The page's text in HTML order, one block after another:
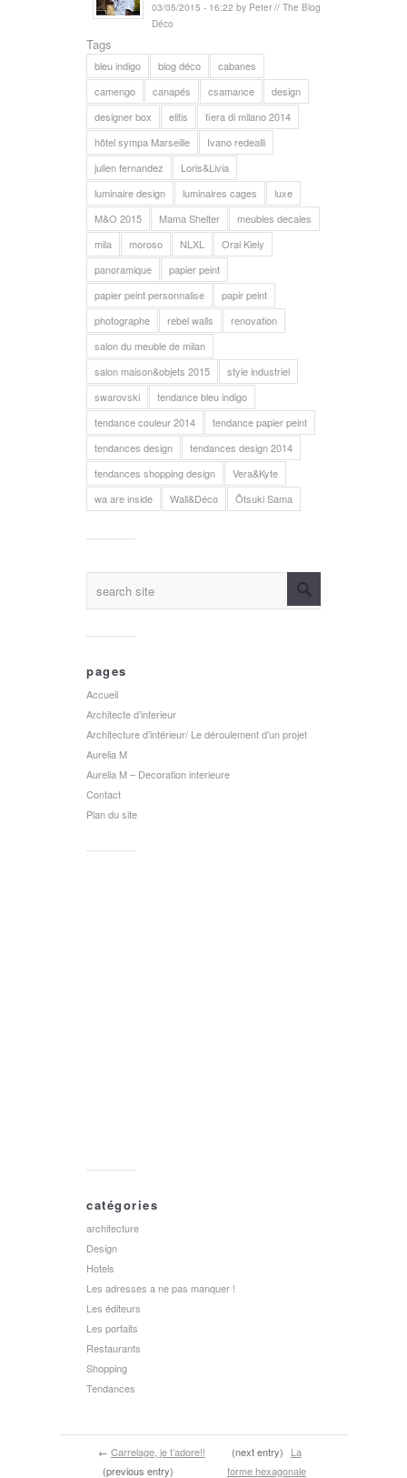
03/05/2015 - 16:22 by Peter // The Blog
Déco
Tags
bleu indigo blog déco
cabanes
camengo
canapés csamance
design
designer box
elitis
fiera di milano 2014
hôtel sympa Marseille
Ivano redealli
julien fernandez
Loris&Livia
luminaire design
luminaires cages
luxe
M&O 2015
Mama Shelter
meubles decales
mila
moroso NLXL
Oral Kiely
panoramique
papier peint
papier peint personnalise
papir peint
photographe
rebel walls
renovation
salon du meuble de milan
salon maison&objets 2015
style industriel
swarovski
tendance bleu indigo
tendance couleur 2014
tendance papier peint
tendances design
tendances design 2014
tendances shopping design
Vera&Kyte
wa are inside
Wall&Déco Ôtsuki Sama
pages
Accueil
Architecte d’interieur
Architecture d’intérieur/ Le déroulement d’un projet
Aurelia M
Aurelia M – Decoration interieure
Contact
Plan du site
catégories
architecture
Design
Hotels
Les adresses a ne pas manquer !
Les éditeurs
Les portaits
Restaurants
Shopping
Tendances
← Carrelage, je t’adore!!
(previous entry)
(next entry)
La
forme hexagonale